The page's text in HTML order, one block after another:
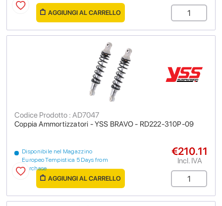
AGGIUNGI AL CARRELLO
Coppia Ammortizzatori - YSS BRAVO - RD222-310P-09
Codice Prodotto : AD7047
Disponibile nel Magazzino
Europeo Tempistica 5 Days from
purchase
€210.11
Incl. IVA
AGGIUNGI AL CARRELLO